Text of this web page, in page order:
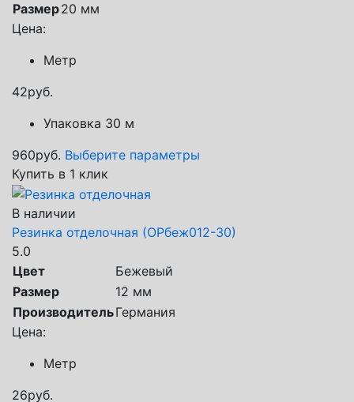
Размер20 мм
Цена:
Метр
42руб.
Упаковка 30 м
960руб. Выберите параметры
Купить в 1 клик
В наличии
Резинка отделочная (ОРбеж012-30)
5.0
Цвет
Бежевый
Размер
12 мм
ПроизводительГермания
Цена:
Метр
26руб.